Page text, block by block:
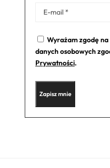
Wyrażam zgodę
danych osobowych
Prywatności.